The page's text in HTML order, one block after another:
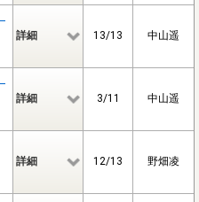
詳細 13/13 中山遥
詳細 3/11 中山遥
詳細 12/13 野畑凌